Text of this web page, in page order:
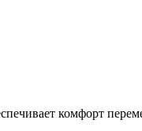
комфорт